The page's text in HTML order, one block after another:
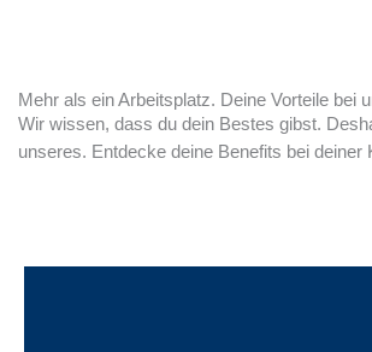
Mehr als ein Arbeitsplatz. Deine Vorteile bei
Wir wissen, dass du dein Bestes gibst.
unseres. Entdecke deine Benefits bei deiner